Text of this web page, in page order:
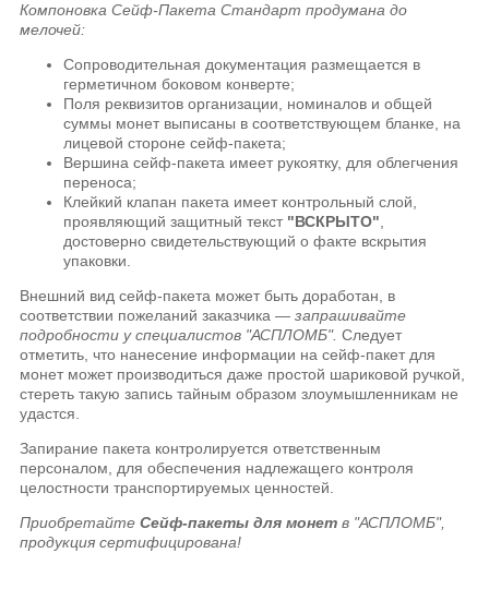
Компоновка Сейф-Пакета Стандарт продумана до
мелочей:
Сопроводительная документация размещается в
герметичном боковом конверте;
Поля реквизитов организации, номиналов и общей
суммы монет выписаны в соответствующем бланке, на
лицевой стороне сейф-пакета;
Вершина сейф-пакета имеет рукоятку, для облегчения
переноса;
Клейкий клапан пакета имеет контрольный слой,
проявляющий защитный текст "ВСКРЫТО"
достоверно свидетельствующий о факте вскрытия
упаковки.
Внешний вид сейф-пакета может быть доработан, в
соответствии пожеланий заказчика —запрашивайте
подробности у специалистов "АСПЛОМБ".Следует
отметить, что нанесение информации на сейф-пакет для
монет может производиться даже простой шариковой ручкой,
стереть такую запись тайным образом злоумышленникам не
удастся.
Запирание пакета контролируется ответственным
персоналом, для обеспечения надлежащего контроля
целостности транспортируемых ценностей.
ПриобретайтеСейф-пакеты для монет в "АСПЛОМБ",
продукция сертифицирована!